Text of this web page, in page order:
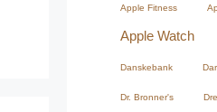
Apple Fitness
Apple Watch
Danskebank
Dr. Bronner's